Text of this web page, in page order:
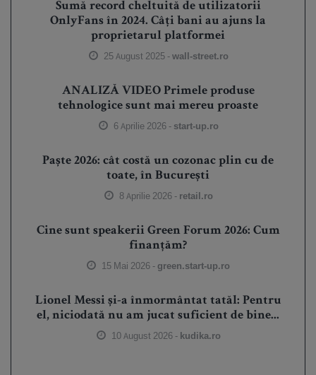
Sumă record cheltuită de utilizatorii
OnlyFans în 2024. Câți bani au ajuns la
proprietarul platformei
25 August 2025 -wall-street.ro
ANALIZĂ VIDEO Primele produse
tehnologice sunt mai mereu proaste
6 Aprilie 2026 - start-up.ro
Paște 2026: cât costă un cozonac plin cu de
toate, în București
8 Aprilie 2026 - retail.ro
Cine sunt speakerii Green Forum 2026: Cum
finanțăm?
15 Mai 2026 - green.start-up.ro
Lionel Messi și-a înmormântat tatăl: Pentru
el, niciodată nu am jucat suficient de bine...
10 August 2026 - kudika.ro